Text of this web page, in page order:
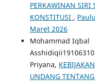
PERKAWINAN SIRI
KONSTITUSI ,
Maret 2026
Mohammad Iqbal
Priyana,
UNDANG